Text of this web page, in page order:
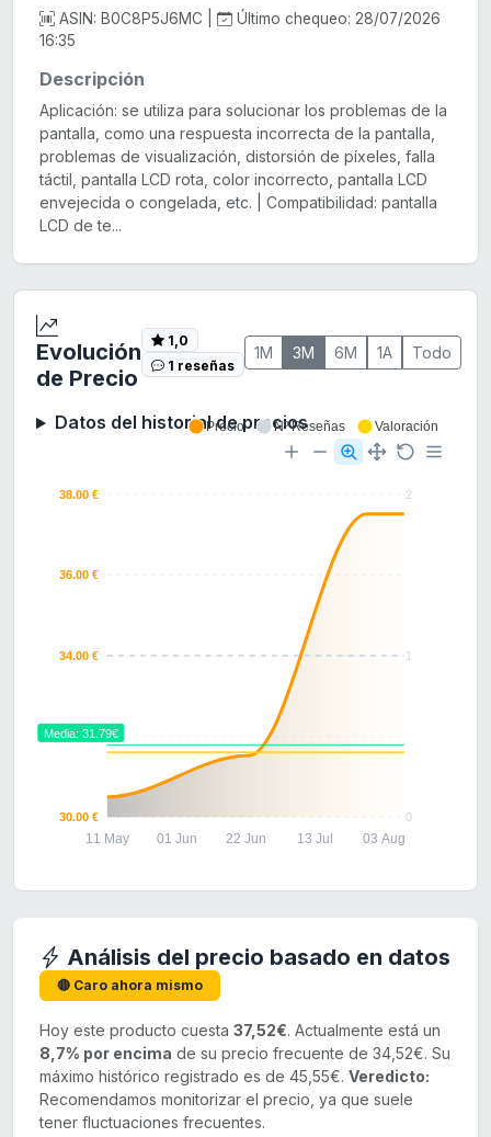
ASIN: B0C8P5J6MC |
Último chequeo: 28/07/2026
16:35
Descripción
Aplicación: se utiliza para solucionar los problemas de la
pantalla, como una respuesta incorrecta de la pantalla,
problemas de visualización, distorsión de píxeles, falla
táctil, pantalla LCD rota, color incorrecto, pantalla LCD
envejecida o congelada, etc. | Compatibilidad: pantalla
LCD de te...
Evolución
de Precio
1,0
1 reseñas
1M 3M 6M 1A Todo
Datos del historial de precios
2
1
0
38.00 €
36.00 €
34.00 €
32.00 €
30.00 €
11 May 01 Jun 22 Jun 13 Jul 03 Aug
Media: 31.79€
Precio Nº Reseñas Valoración
Análisis del precio basado en datos
🔴 Caro ahora mismo
Hoy este producto cuesta 37,52€. Actualmente está un
8,7% por encima de su precio frecuente de 34,52€. Su
máximo histórico registrado es de 45,55€. Veredicto:
Recomendamos monitorizar el precio, ya que suele
tener fluctuaciones frecuentes.